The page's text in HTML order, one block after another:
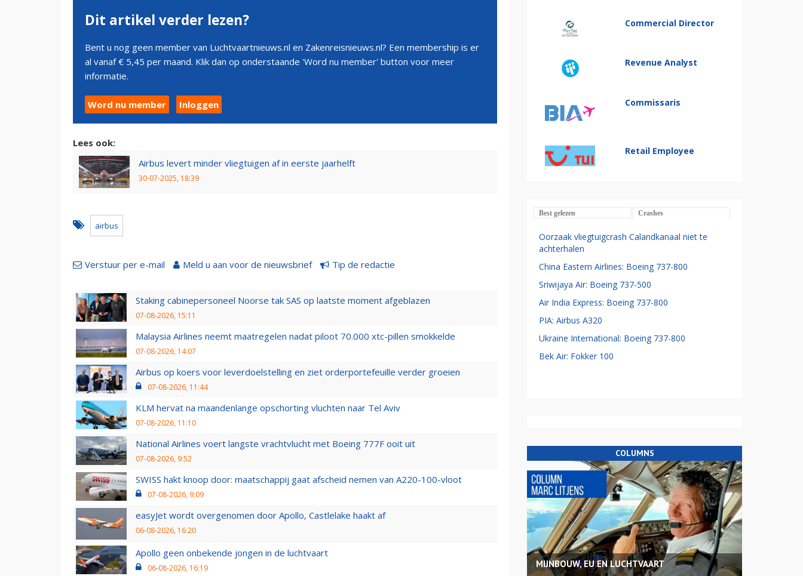
Dit artikel verder lezen?
Bent u nog geen member van Luchtvaartnieuws.nl en Zakenreisnieuws.nl? Een membership is er
al vanaf € 5,45 per maand. Klik dan op onderstaande 'Word nu member' button voor meer
informatie.
Word nu member Inloggen
Lees ook:
Airbus levert minder vliegtuigen af in eerste jaarhelft
30-07-2025, 18:39
airbus
Verstuur per e-mail Meld u aan voor de nieuwsbrief Tip de redactie
Staking cabinepersoneel Noorse tak SAS op laatste moment afgeblazen
07-08-2026, 15:11
Malaysia Airlines neemt maatregelen nadat piloot 70.000 xtc-pillen smokkelde
07-08-2026, 14:07
Airbus op koers voor leverdoelstelling en ziet orderportefeuille verder groeien
07-08-2026, 11:44
KLM hervat na maandenlange opschorting vluchten naar Tel Aviv
07-08-2026, 11:10
National Airlines voert langste vrachtvlucht met Boeing 777F ooit uit
07-08-2026, 9:52
SWISS hakt knoop door: maatschappij gaat afscheid nemen van A220-100-vloot
07-08-2026, 9:09
easyJet wordt overgenomen door Apollo, Castlelake haakt af
06-08-2026, 16:20
Apollo geen onbekende jongen in de luchtvaart
06-08-2026, 16:19
Commercial Director
Revenue Analyst
Commissaris
Retail Employee
Best gelezen Crashes
Oorzaak vliegtuigcrash Calandkanaal niet te
achterhalen
China Eastern Airlines: Boeing 737-800
Sriwijaya Air: Boeing 737-500
Air India Express: Boeing 737-800
PIA: Airbus A320
Ukraine International: Boeing 737-800
Bek Air: Fokker 100
COLUMNS
MIJNBOUW, EU EN LUCHTVAART